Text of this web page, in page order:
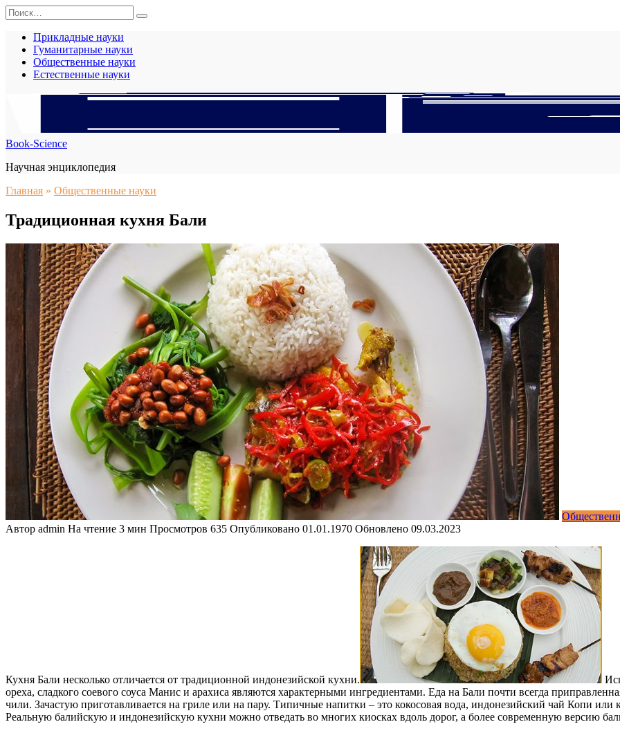
Перейти
к
содержанию
Search
for:
Прикладные науки
Гуманитарные науки
Общественные науки
Естественные науки
Book-Science
Научная энциклопедия
Главная » Общественные науки
Традиционная кухня Бали
Автор admin На чтение 3 мин Просмотров 635 Опубликовано 01.01.1970 Обновлено 09.03.2023
Кухня Бали несколько отличается от традиционной индонезийской кухни.
ореха, сладкого соевого соуса Манис и арахиса являются характерными ингредиентами. Еда на Бали почти всегда
чили. Зачастую приготавливается на гриле или на пару. Типичные напитки – это кокосовая вода, индонезийский чай Копи
Реальную балийскую и индонезийскую кухни можно отведать во многих киосках вдоль дорог, а более современную версию